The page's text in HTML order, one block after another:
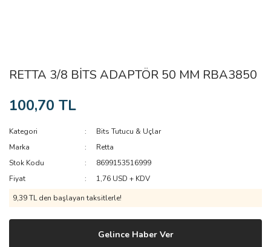
RETTA 3/8 BİTS ADAPTÖR 50 MM RBA3850
100,70 TL
Kategori
Bits Tutucu & Uçlar
Marka
Retta
Stok Kodu
8699153516999
Fiyat
1,76 USD + KDV
9,39 TL den başlayan taksitlerle!
Gelince Haber Ver